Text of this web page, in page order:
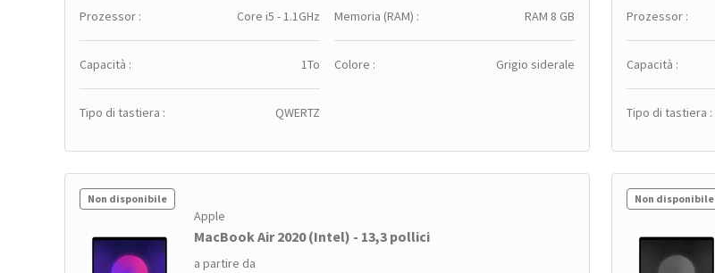
Prozessor : Core i5 - 1.1GHz Memoria (RAM) : RAM 8 GB
Capacità : 1To Colore : Grigio siderale
Tipo di tastiera : QWERTZ
Prozessor :
Capacità :
Tipo di tastiera :
Non disponibile
Apple
MacBook Air 2020 (Intel) - 13,3 pollici
a partire da
Non disponibile